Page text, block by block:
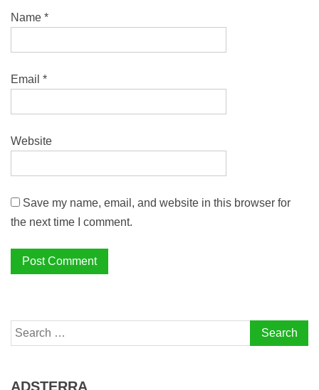
Name *
Email *
Website
Save my name, email, and website in this browser for
the next time I comment.
Search
for:
ADSTERRA